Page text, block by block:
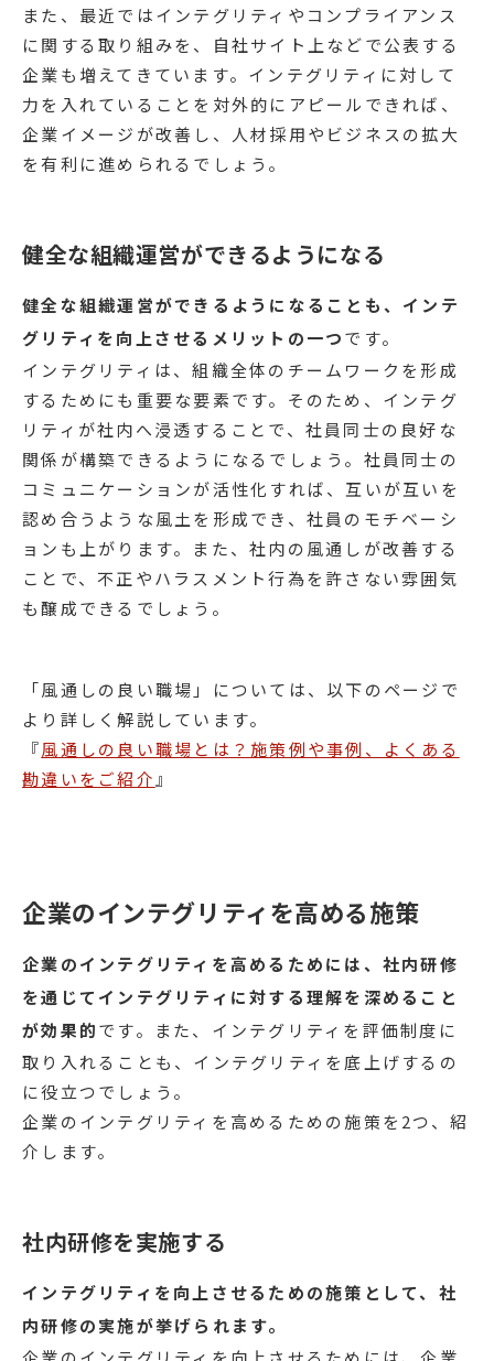
また、最近ではインテグリティやコンプライアンス
に関する取り組みを、自社サイト上などで公表する
企業も増えてきています。インテグリティに対して
力を入れていることを対外的にアピールできれば、
企業イメージが改善し、人材採用やビジネスの拡大
を有利に進められるでしょう。
健全な組織運営ができるようになる
健全な組織運営ができるようになることも、インテ
グリティを向上させるメリットの一つです。
インテグリティは、組織全体のチームワークを形成
するためにも重要な要素です。そのため、インテグ
リティが社内へ浸透することで、社員同士の良好な
関係が構築できるようになるでしょう。社員同士の
コミュニケーションが活性化すれば、互いが互いを
認め合うような風土を形成でき、社員のモチベーシ
ョンも上がります。また、社内の風通しが改善する
ことで、不正やハラスメント行為を許さない雰囲気
も醸成できるでしょう。
「風通しの良い職場」については、以下のページで
より詳しく解説しています。
『風通しの良い職場とは？施策例や事例、よくある
勘違いをご紹介 』
企業のインテグリティを高める施策
企業のインテグリティを高めるためには、社内研修
を通じてインテグリティに対する理解を深めること
が効果的です。また、インテグリティを評価制度に
取り入れることも、インテグリティを底上げするの
に役立つでしょう。
企業のインテグリティを高めるための施策を2つ、紹
介します。
社内研修を実施する
インテグリティを向上させるための施策として、社
内研修の実施が挙げられます。